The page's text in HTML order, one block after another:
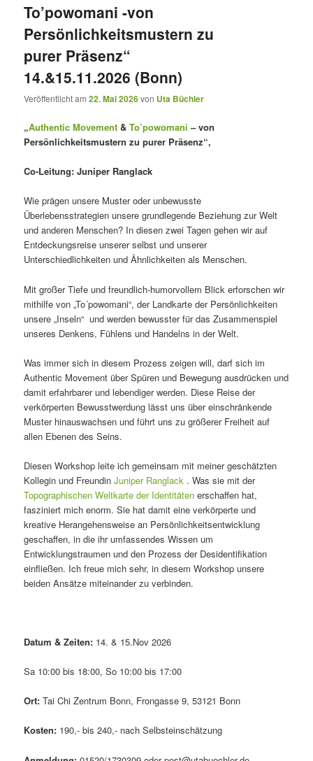
To’powomani -von
Persönlichkeitsmustern zu
purer Präsenz“
14.&15.11.2026 (Bonn)
Veröffentlicht am22. Mai 2026von Uta Büchler
„Authentic Movement &To’powomani – von
Persönlichkeitsmustern zu purer Präsenz“,
Co-Leitung: Juniper Ranglack
Wie prägen unsere Muster oder unbewusste
Überlebensstrategien unsere grundlegende Beziehung zur Welt
und anderen Menschen? In diesen zwei Tagen gehen wir auf
Entdeckungsreise unserer selbst und unserer
Unterschiedlichkeiten und Ähnlichkeiten als Menschen.
Mit großer Tiefe und freundlich-humorvollem Blick erforschen wir
mithilfe von „To´powomani“, der Landkarte der Persönlichkeiten
unsere „Inseln“ und werden bewusster für das Zusammenspiel
unseres Denkens, Fühlens und Handelns in der Welt.
Was immer sich in diesem Prozess zeigen will, darf sich im
Authentic Movement über Spüren und Bewegung ausdrücken und
damit erfahrbarer und lebendiger werden. Diese Reise der
verkörperten Bewusstwerdung lässt uns über einschränkende
Muster hinauswachsen und führt uns zu größerer Freiheit auf
allen Ebenen des Seins.
Diesen Workshop leite ich gemeinsam mit meiner geschätzten
Kollegin und FreundinJuniper Ranglack . Was sie mit der
Topographischen Weltkarte der Identitäten erschaffen hat,
fasziniert mich enorm. Sie hat damit eine verkörperte und
kreative Herangehensweise an Persönlichkeitsentwicklung
geschaffen, in die ihr umfassendes Wissen um
Entwicklungstraumen und den Prozess der Desidentifikation
einfließen. Ich freue mich sehr, in diesem Workshop unsere
beiden Ansätze miteinander zu verbinden.
Datum & Zeiten: 14. & 15.Nov 2026
Sa 10:00 bis 18:00, So 10:00 bis 17:00
Ort: Tai Chi Zentrum Bonn, Frongasse 9, 53121 Bonn
Kosten: 190,- bis 240,- nach Selbsteinschätzung